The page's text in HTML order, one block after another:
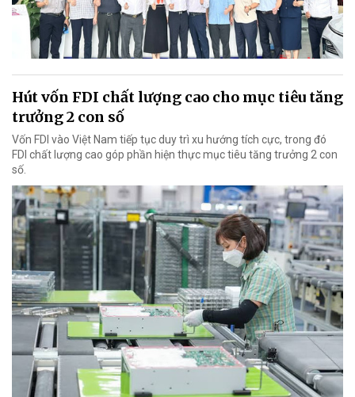
Hút vốn FDI chất lượng cao cho mục tiêu tăng
trưởng 2 con số
Vốn FDI vào Việt Nam tiếp tục duy trì xu hướng tích cực, trong đó
FDI chất lượng cao góp phần hiện thực mục tiêu tăng trưởng 2 con
số.